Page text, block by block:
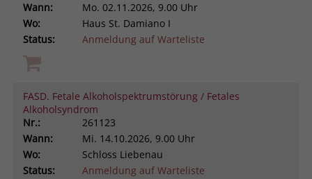
Wann:
Mo. 02.11.2026, 9.00 Uhr
Wo:
Haus St. Damiano I
Status:
Anmeldung auf Warteliste
FASD. Fetale Alkoholspektrumstörung / Fetales
Alkoholsyndrom
Nr.:
261123
Wann:
Mi. 14.10.2026, 9.00 Uhr
Wo:
Schloss Liebenau
Status:
Anmeldung auf Warteliste